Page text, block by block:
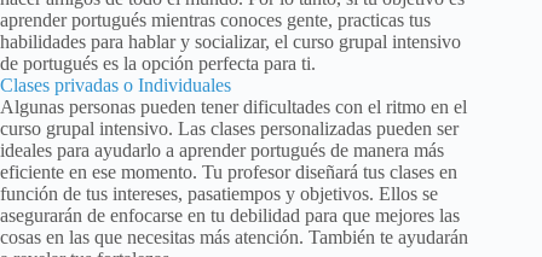
aprender portugués mientras conoces gente, practicas tus
habilidades para hablar y socializar, el curso grupal intensivo
de portugués es la opción perfecta para ti.
Clases privadas o Individuales
Algunas personas pueden tener dificultades con el ritmo en el
curso grupal intensivo. Las clases personalizadas pueden ser
ideales para ayudarlo a aprender portugués de manera más
eficiente en ese momento. Tu profesor diseñará tus clases en
función de tus intereses, pasatiempos y objetivos. Ellos se
asegurarán de enfocarse en tu debilidad para que mejores las
cosas en las que necesitas más atención. También te ayudarán